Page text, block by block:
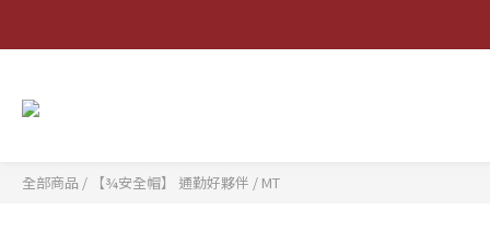
全部商品 / 【¾安全帽】 通勤好夥伴 / MT